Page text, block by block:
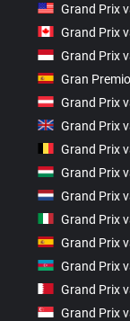
Grand Prix
Grand Prix
Grand Prix
Gran
Grand Prix
Grand Prix
Grand Prix
Grand Prix
Grand Prix
Grand Prix
Grand Prix
Grand Prix
Grand Prix
Grand Prix